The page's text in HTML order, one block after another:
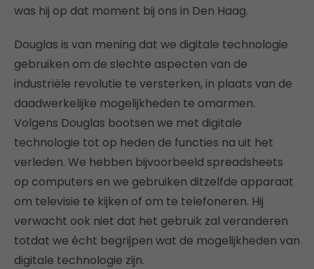
was hij op dat moment bij ons in Den Haag.
Douglas is van mening dat we digitale technologie
gebruiken om de slechte aspecten van de
industriële revolutie te versterken, in plaats van de
daadwerkelijke mogelijkheden te omarmen.
Volgens Douglas bootsen we met digitale
technologie tot op heden de functies na uit het
verleden. We hebben bijvoorbeeld spreadsheets
op computers en we gebruiken ditzelfde apparaat
om televisie te kijken of om te telefoneren. Hij
verwacht ook niet dat het gebruik zal veranderen
totdat we écht begrijpen wat de mogelijkheden van
digitale technologie zijn.